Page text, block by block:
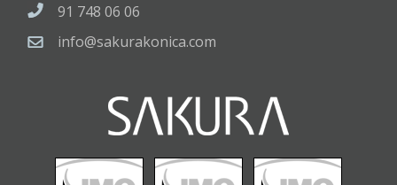
91 748 06 06
info@sakurakonica.com